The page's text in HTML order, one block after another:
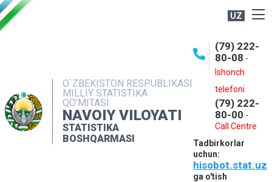
UZ
O`ZBEKISTON RESPUBLIKASI
MILLIY STATISTIKA
QO‘MITASI
NAVOIY VILOYATI
STATISTIKA
BOSHQARMASI
(79) 222-
80-08 -
Ishonch
telefoni
(79) 222-
80-00 -
Call Centre
Tadbirkorlar
uchun:
hisobot.stat.uz
ga o'tish
OCHIQ MA'LUMOTLAR
INTERAKTIV XIZMATLAR
MUROJAATLAR